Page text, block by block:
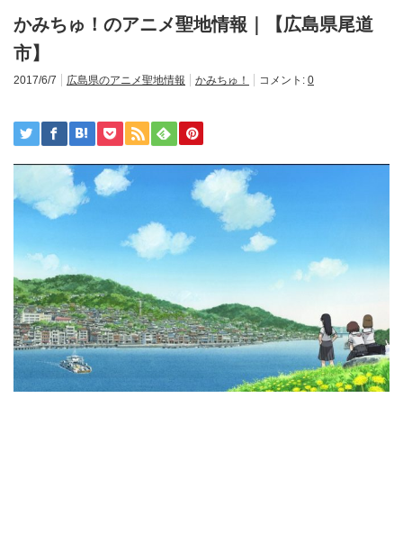
かみちゅ！のアニメ聖地情報｜【広島県尾道
市】
2017/6/7 広島県のアニメ聖地情報 かみちゅ！ コメント: 0